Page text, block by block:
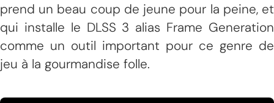
prend un beau coup de jeune pour la peine, et
qui installe le DLSS 3 alias Frame Generation
comme un outil important pour ce genre de
jeu à la gourmandise folle.